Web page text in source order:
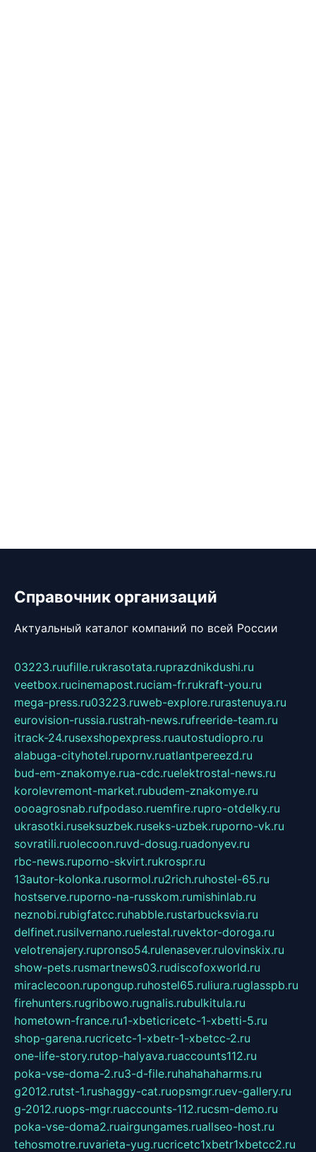
Справочник организаций
Актуальный каталог компаний по всей России
03223.ruufille.rukrasotata.ruprazdnikdushi.ru
veetbox.rucinemapost.ruciam-fr.rukraft-you.ru
mega-press.ru03223.ruweb-explore.rurastenuya.ru
eurovision-russia.rustrah-news.rufreeride-team.ru
itrack-24.rusexshopexpress.ruautostudiopro.ru
alabuga-cityhotel.rupornv.ruatlantpereezd.ru
bud-em-znakomye.rua-cdc.ruelektrostal-news.ru
korolevremont-market.rubudem-znakomye.ru
oooagrosnab.rufpodaso.ruemfire.rupro-otdelky.ru
ukrasotki.ruseksuzbek.ruseks-uzbek.ruporno-vk.ru
sovratili.ruolecoon.ruvd-dosug.ruadonyev.ru
rbc-news.ruporno-skvirt.rukrospr.ru
13autor-kolonka.rusormol.ru2rich.ruhostel-65.ru
hostserve.ruporno-na-russkom.rumishinlab.ru
neznobi.rubigfatcc.ruhabble.rustarbucksvia.ru
delfinet.rusilvernano.ruelestal.ruvektor-doroga.ru
velotrenajery.rupronso54.rulenasever.rulovinskix.ru
show-pets.rusmartnews03.rudiscofoxworld.ru
miraclecoon.rupongup.ruhostel65.ruliura.ruglasspb.ru
firehunters.rugribowo.rugnalis.rubulkitula.ru
hometown-france.ru1-xbeticricetc-1-xbetti-5.ru
shop-garena.rucricetc-1-xbetr-1-xbetcc-2.ru
one-life-story.rutop-halyava.ruaccounts112.ru
poka-vse-doma-2.ru3-d-file.ruhahahaharms.ru
g2012.rutst-1.rushaggy-cat.ruopsmgr.ruev-gallery.ru
g-2012.ruops-mgr.ruaccounts-112.rucsm-demo.ru
poka-vse-doma2.ruairgungames.ruallseo-host.ru
tehosmotre.ruvarieta-yug.rucricetc1xbetr1xbetcc2.ru